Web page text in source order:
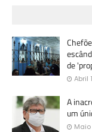
de
Abril
A
um